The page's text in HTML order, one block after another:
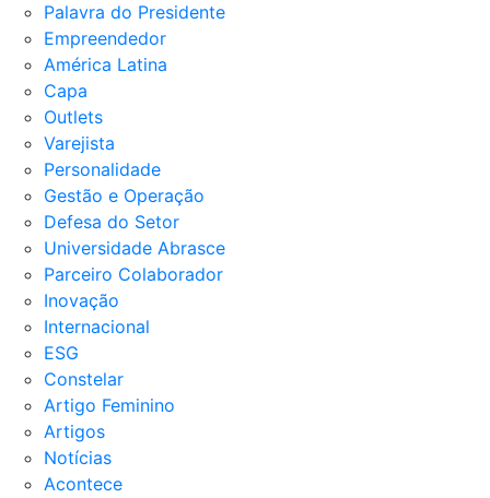
Palavra do Presidente
Empreendedor
América Latina
Capa
Outlets
Varejista
Personalidade
Gestão e Operação
Defesa do Setor
Universidade Abrasce
Parceiro Colaborador
Inovação
Internacional
ESG
Constelar
Artigo Feminino
Artigos
Notícias
Acontece